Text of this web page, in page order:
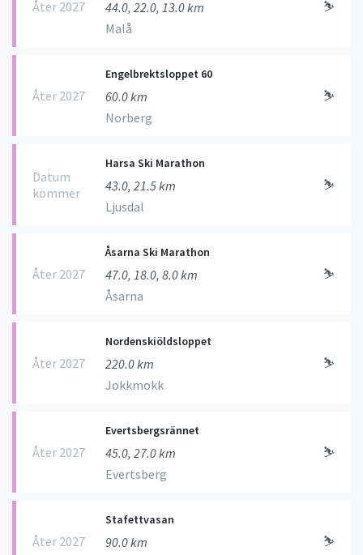
Åter 2027
44.0, 22.0, 13.0 km
Malå
⛷
Åter 2027
Engelbrektsloppet 60
60.0 km
Norberg
⛷
Datum
kommer
Harsa Ski Marathon
43.0, 21.5 km
Ljusdal
⛷
Åter 2027
Åsarna Ski Marathon
47.0, 18.0, 8.0 km
Åsarna
⛷
Åter 2027
Nordenskiöldsloppet
220.0 km
Jokkmokk
⛷
Åter 2027
Evertsbergsrännet
45.0, 27.0 km
Evertsberg
⛷
Åter 2027
Stafettvasan
90.0 km
⛷